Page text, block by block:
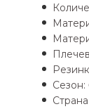
Сезон: